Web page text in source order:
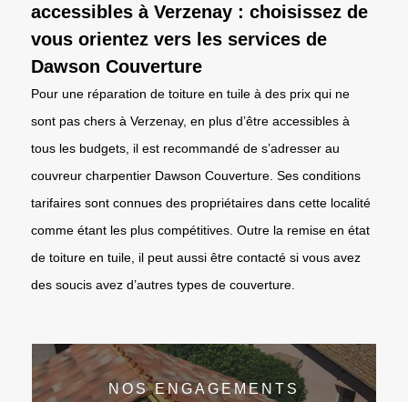
accessibles à Verzenay : choisissez de
vous orientez vers les services de
Dawson Couverture
Pour une réparation de toiture en tuile à des prix qui ne
sont pas chers à Verzenay, en plus d’être accessibles à
tous les budgets, il est recommandé de s’adresser au
couvreur charpentier Dawson Couverture. Ses conditions
tarifaires sont connues des propriétaires dans cette localité
comme étant les plus compétitives. Outre la remise en état
de toiture en tuile, il peut aussi être contacté si vous avez
des soucis avez d’autres types de couverture.
NOS ENGAGEMENTS